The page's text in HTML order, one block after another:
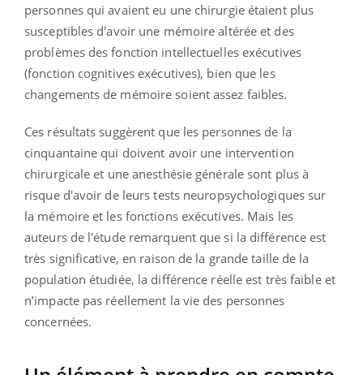
personnes qui avaient eu une chirurgie étaient plus
susceptibles d'avoir une mémoire altérée et des
problèmes des fonction intellectuelles exécutives
(fonction cognitives exécutives), bien que les
changements de mémoire soient assez faibles.
Ces résultats suggèrent que les personnes de la
cinquantaine qui doivent avoir une intervention
chirurgicale et une anesthésie générale sont plus à
risque d'avoir de leurs tests neuropsychologiques sur
la mémoire et les fonctions exécutives. Mais les
auteurs de l'étude remarquent que si la différence est
très significative, en raison de la grande taille de la
population étudiée, la différence réelle est très faible et
n’impacte pas réellement la vie des personnes
concernées.